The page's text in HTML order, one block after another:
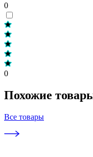
0
0
Похожие
Все товары